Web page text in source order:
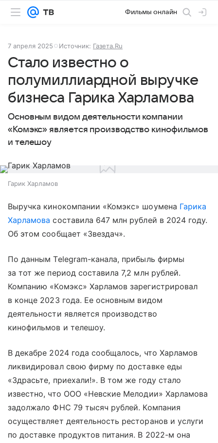
Фильмы онлайн
7 апреля 2025 Источник: Газета.Ru
Стало известно о
полумиллиардной выручке
бизнеса Гарика Харламова
Основным видом деятельности компании
«Комэкс» является производство кинофильмов
и телешоу
Гарик Харламов
Выручка кинокомпании «Комэкс» шоумена Гарика
Харламова составила 647 млн рублей в 2024 году.
Об этом сообщает «Звездач».
По данным Telegram-канала, прибыль фирмы
за тот же период составила 7,2 млн рублей.
Компанию «Комэкс» Харламов зарегистрировал
в конце 2023 года. Ее основным видом
деятельности является производство
кинофильмов и телешоу.
В декабре 2024 года сообщалось, что Харламов
ликвидировал свою фирму по доставке еды
«Здрасьте, приехали!». В том же году стало
известно, что ООО «Невские Мелодии» Харламова
задолжало ФНС 79 тысяч рублей. Компания
осуществляет деятельность ресторанов и услуги
по доставке продуктов питания. В 2022-м она